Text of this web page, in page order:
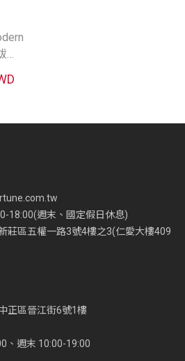
18:00(週末、國定假日休息)
莊區五權一路3號4樓之3(仁愛大樓409
正區晉江街6號1樓
、週末 10:00-19:00